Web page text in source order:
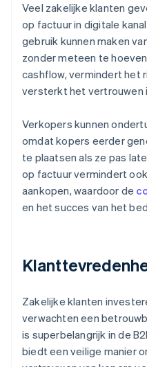
Veel zakelijke klanten
op factuur in digitale
gebruik kunnen maken
zonder meteen te
cashflow, vermindert het
versterkt het vertrouwen
Verkopers kunnen
omdat kopers eerder
te plaatsen als ze pas
op factuur vermindert
aankopen, waardoor de
en het succes van het
Zakelijke klanten
verwachten een
is superbelangrijk in de
biedt een veilige manier